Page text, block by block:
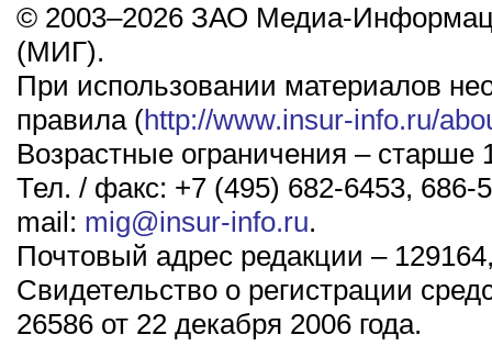
© 2003–2026 ЗАО Медиа-
(МИГ).
При использовании материалов
правила (http://www.insur-info.ru/
Возрастные ограничения – старше
Тел. / факс: +7 (495) 682-6453, 686-
mail: mig@insur-info.ru.
Почтовый адрес редакции –
Свидетельство о регистрации
26586 от 22 декабря 2006 года.